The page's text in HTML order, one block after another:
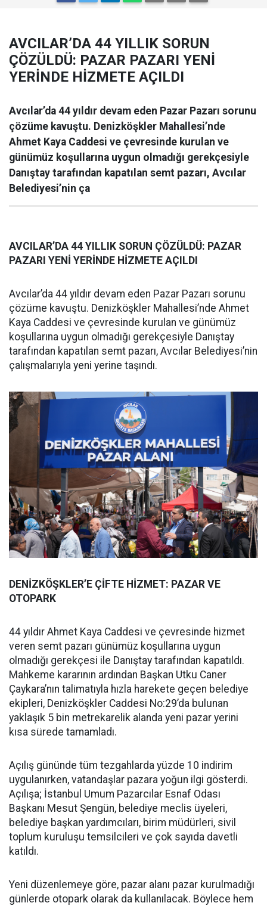
AVCILAR’DA 44 YILLIK SORUN
ÇÖZÜLDÜ: PAZAR PAZARI YENİ
YERİNDE HİZMETE AÇILDI
Avcılar’da 44 yıldır devam eden Pazar Pazarı sorunu
çözüme kavuştu. Denizköşkler Mahallesi’nde
Ahmet Kaya Caddesi ve çevresinde kurulan ve
günümüz koşullarına uygun olmadığı gerekçesiyle
Danıştay tarafından kapatılan semt pazarı, Avcılar
Belediyesi’nin ça
AVCILAR’DA 44 YILLIK SORUN ÇÖZÜLDÜ: PAZAR
PAZARI YENİ YERİNDE HİZMETE AÇILDI
Avcılar’da 44 yıldır devam eden Pazar Pazarı sorunu
çözüme kavuştu. Denizköşkler Mahallesi’nde Ahmet
Kaya Caddesi ve çevresinde kurulan ve günümüz
koşullarına uygun olmadığı gerekçesiyle Danıştay
tarafından kapatılan semt pazarı, Avcılar Belediyesi’nin
çalışmalarıyla yeni yerine taşındı.
DENİZKÖŞKLER’E ÇİFTE HİZMET: PAZAR VE
OTOPARK
44 yıldır Ahmet Kaya Caddesi ve çevresinde hizmet
veren semt pazarı günümüz koşullarına uygun
olmadığı gerekçesi ile Danıştay tarafından kapatıldı.
Mahkeme kararının ardından Başkan Utku Caner
Çaykara’nın talimatıyla hızla harekete geçen belediye
ekipleri, Denizköşkler Caddesi No:29’da bulunan
yaklaşık 5 bin metrekarelik alanda yeni pazar yerini
kısa sürede tamamladı.
Açılış gününde tüm tezgahlarda yüzde 10 indirim
uygulanırken, vatandaşlar pazara yoğun ilgi gösterdi.
Açılışa; İstanbul Umum Pazarcılar Esnaf Odası
Başkanı Mesut Şengün, belediye meclis üyeleri,
belediye başkan yardımcıları, birim müdürleri, sivil
toplum kuruluşu temsilcileri ve çok sayıda davetli
katıldı.
Yeni düzenlemeye göre, pazar alanı pazar kurulmadığı
günlerde otopark olarak da kullanılacak. Böylece hem